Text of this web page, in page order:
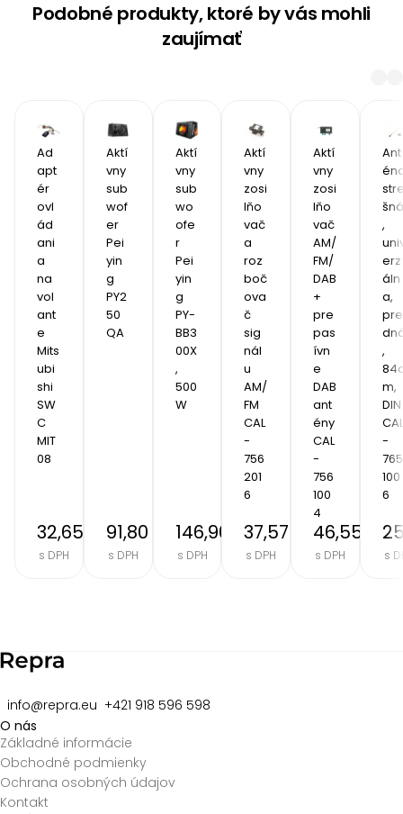
Podobné produkty, ktoré by vás mohli
zaujímať
Ad
apt
ér
ovl
ád
ani
a
na
vol
ant
e
Mits
ubi
shi
SW
C
MIT
08
32,65 €
s DPH
Aktí
vny
sub
wof
er
Pei
yin
g
PY2
50
QA
91,80 €
s DPH
Aktí
vny
sub
wo
ofe
r
Pei
yin
g
PY-
BB3
00X
,
500
W
146,90 €
s DPH
Aktí
vny
zosi
lňo
vač
a
roz
boč
ova
č
sig
nál
u
AM/
FM
CAL
-
756
201
6
37,57 €
s DPH
Aktí
vny
zosi
lňo
vač
AM/
FM/
DAB
+
pre
pas
ívn
e
DAB
ant
ény
CAL
-
756
100
4
46,55 €
s DPH
Ant
šná
,
erz
áln
a,
pre
,
m,
DIN
CAL
-
765
100
6
s
info@repra.eu +421 918 596 598
O nás
Základné informácie
Obchodné podmienky
Ochrana osobných údajov
Kontakt